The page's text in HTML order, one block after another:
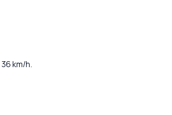
36km/h.